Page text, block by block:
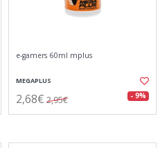
e-gamers 60ml mplus
MEGAPLUS
2,68€ 2,95€ - 9%